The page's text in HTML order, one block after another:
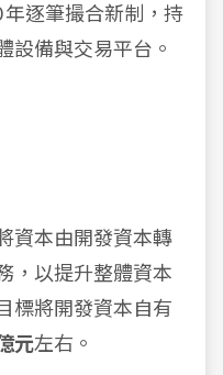
年逐筆撮合新制，持
設備與交易平台。
資本由開發資本轉
，以提升整體資本
標將開發資本自有
元左右。